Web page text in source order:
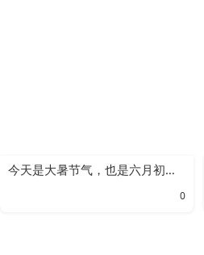
今天是大暑节气，也是六月初六，传统习俗吃饺子。
0